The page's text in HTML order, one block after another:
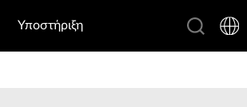
Υποστήριξη